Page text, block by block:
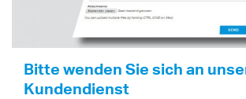
Bitte wenden Sie sich an
Kundendienst